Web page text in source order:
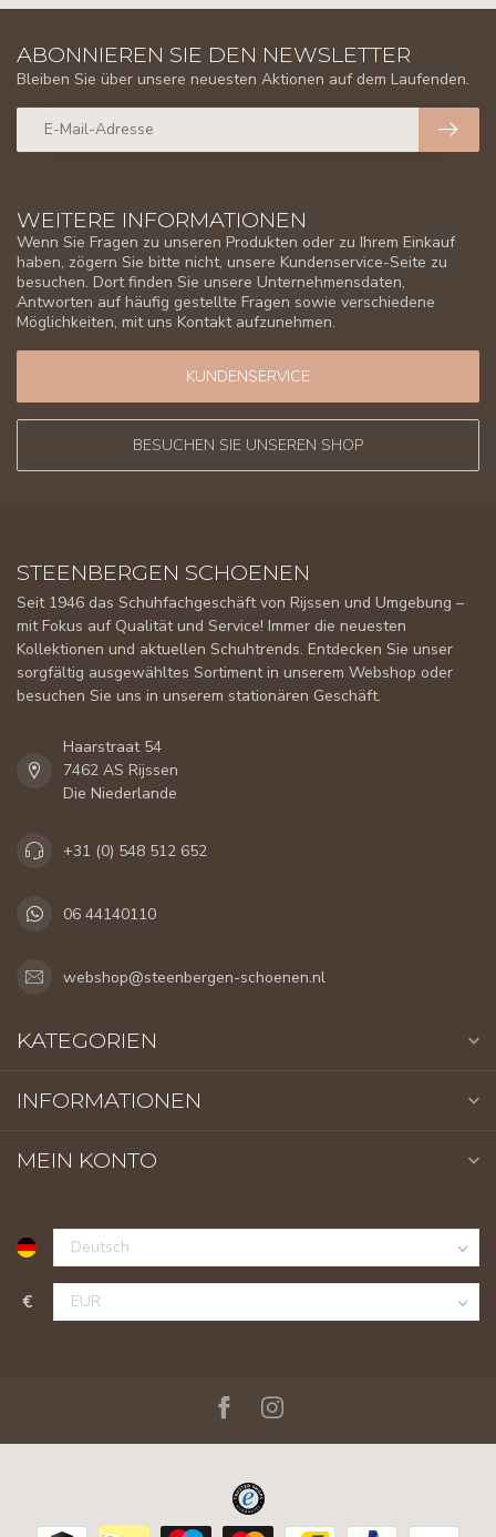
WEITERE INFORMATIONEN
Wenn Sie Fragen zu unseren Produkten oder zu Ihrem Einkauf
haben, zögern Sie bitte nicht, unsere Kundenservice-Seite zu
besuchen. Dort finden Sie unsere Unternehmensdaten,
Antworten auf häufig gestellte Fragen sowie verschiedene
Möglichkeiten, mit uns Kontakt aufzunehmen.
KUNDENSERVICE
BESUCHEN SIE UNSEREN SHOP
ABONNIEREN SIE DEN NEWSLETTER
Bleiben Sie über unsere neuesten Aktionen auf dem Laufenden.
STEENBERGEN SCHOENEN
Seit 1946 das Schuhfachgeschäft von Rijssen und Umgebung –
mit Fokus auf Qualität und Service! Immer die neuesten
Kollektionen und aktuellen Schuhtrends. Entdecken Sie unser
sorgfältig ausgewähltes Sortiment in unserem Webshop oder
besuchen Sie uns in unserem stationären Geschäft.
Haarstraat 54
7462 AS Rijssen
Die Niederlande
+31 (0) 548 512 652
06 44140110
webshop@steenbergen-schoenen.nl
KATEGORIEN
INFORMATIONEN
MEIN KONTO
€